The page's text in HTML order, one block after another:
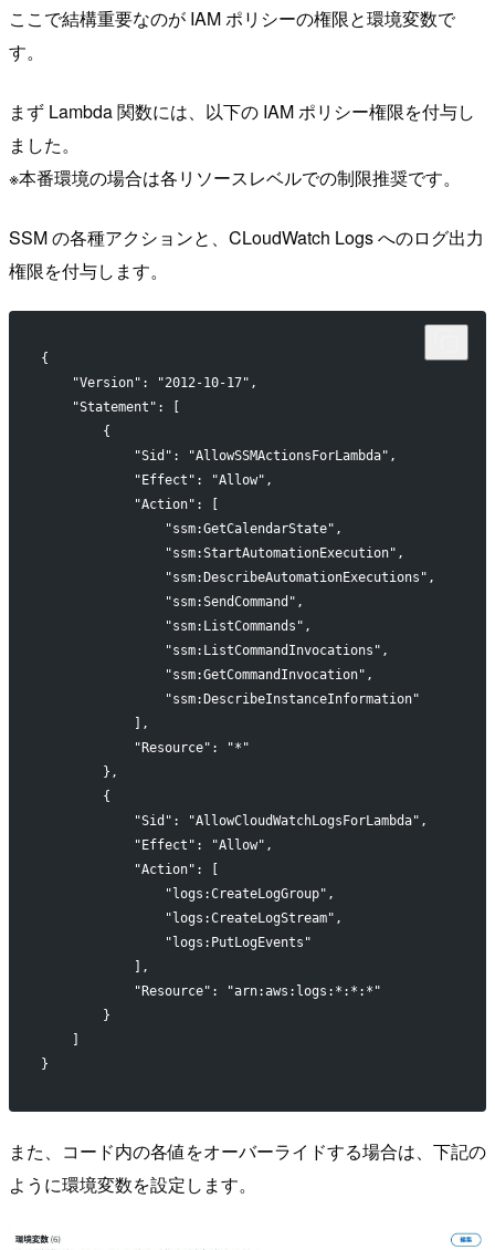
ここで結構重要なのが IAM ポリシーの権限と環境変数で
す。
まず Lambda 関数には、以下の IAM ポリシー権限を付与し
ました。
※本番環境の場合は各リソースレベルでの制限推奨です。
SSM の各種アクションと、CLoudWatch Logs へのログ出力
権限を付与します。
{
    "Version": "2012-10-17",
    "Statement": [
        {
            "Sid": "AllowSSMActionsForLambda",
            "Effect": "Allow",
            "Action": [
                "ssm:GetCalendarState",
                "ssm:StartAutomationExecution",
                "ssm:DescribeAutomationExecutions",
                "ssm:SendCommand",
                "ssm:ListCommands",
                "ssm:ListCommandInvocations",
                "ssm:GetCommandInvocation",
                "ssm:DescribeInstanceInformation"
            ],
            "Resource": "*"
        },
        {
            "Sid": "AllowCloudWatchLogsForLambda",
            "Effect": "Allow",
            "Action": [
                "logs:CreateLogGroup",
                "logs:CreateLogStream",
                "logs:PutLogEvents"
            ],
            "Resource": "arn:aws:logs:*:*:*"
        }
}
また、コード内の各値をオーバーライドする場合は、下記の
ように環境変数を設定します。